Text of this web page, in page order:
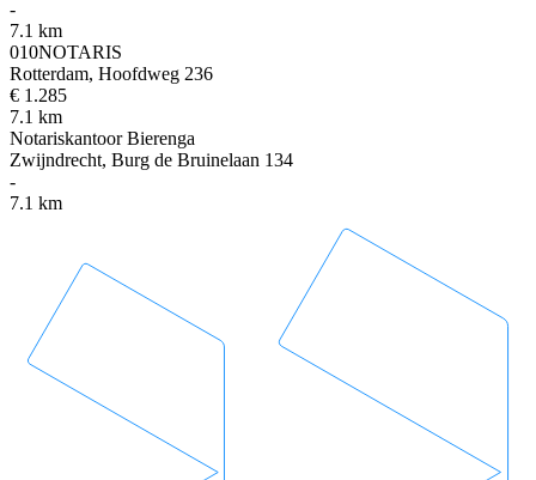
-
7.1 km
010NOTARIS
Rotterdam, Hoofdweg 236
€ 1.285
7.1 km
Notariskantoor Bierenga
Zwijndrecht, Burg de Bruinelaan 134
-
7.1 km